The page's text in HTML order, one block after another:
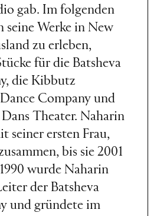
gab. Im folgenden
seine Werke in New
zu erleben,
für die Batsheva
die Kibbutz
Company und
Theater. Naharin
seiner ersten Frau,
bis sie 2001
wurde Naharin
der Batsheva
und gründete im